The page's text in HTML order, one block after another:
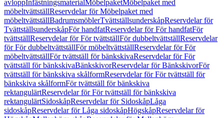
avloppInfästningsmaterialMöbelpaketMöbelpaket med
möbeltvättställReservdelar för Möbelpaket med
möbeltvättställBadrumsmöblerTvättställsunderskåpReservdelar för
TvättställsunderskåpFör handfatReservdelar för För handfatFör
tvättställReservdelar för För tvättställFör dubbeltvättställReservdelar
för För dubbeltvättställFör möbeltvättställReservdelar för För
möbeltvättställFör tvättställ för bänkskivaReservdelar för För
tvättställ för bänkskivaBänkskivorReservdelar för BänkskivorFör
tvättställ för bänkskiva skålformReservdelar för För tvättställ för
bänkskiva skålformFör tvättställ för bänkskiva
rektangulärtReservdelar för För tvättställ för bänkskiva
rektangulärtSidoskåpReservdelar för SidoskåpLåga
sidoskåpReservdelar för Låga sidoskåpHögskåpReservdelar för